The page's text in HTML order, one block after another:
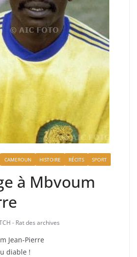
CAMEROUN HISTOIRE RÉCITS SPORT
à Mbvoum
- Rat des archives
Jean-Pierre
diable !